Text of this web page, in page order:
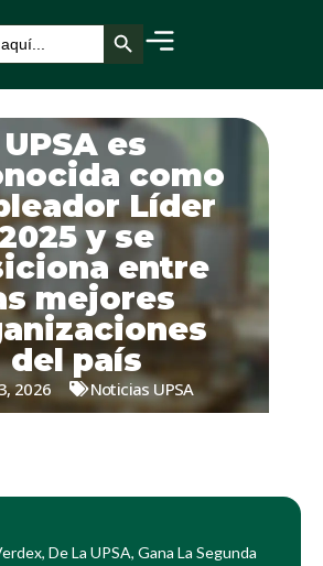
Botón de búsqueda
UPSA es
como
Líder
y se
entre
mejores
del país
2026 Noticias UPSA
De La UPSA, Gana La Segunda